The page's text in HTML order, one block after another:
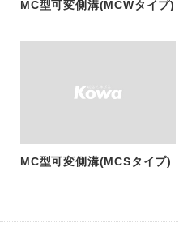
MC型可変側溝(MCWタイプ)
MC型可変側溝(MCSタイプ)